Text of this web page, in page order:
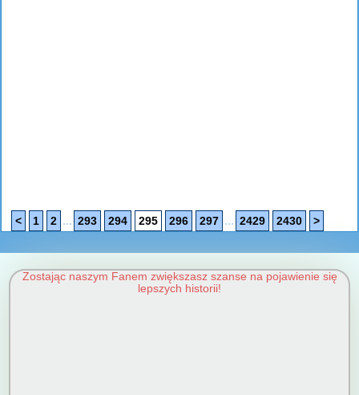
< 1 2 ... 293 294 295 296 297 ... 2429 2430 >
Zostając naszym Fanem zwiększasz szanse na pojawienie się
lepszych historii!